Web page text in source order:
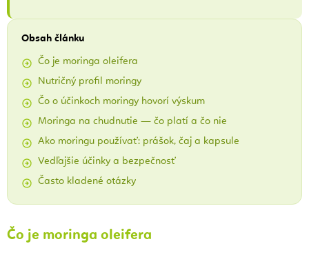
Obsah článku
Čo je moringa oleifera
Nutričný profil moringy
Čo o účinkoch moringy hovorí výskum
Moringa na chudnutie — čo platí a čo nie
Ako moringu používať: prášok, čaj a kapsule
Vedľajšie účinky a bezpečnosť
Často kladené otázky
Čo je moringa oleifera